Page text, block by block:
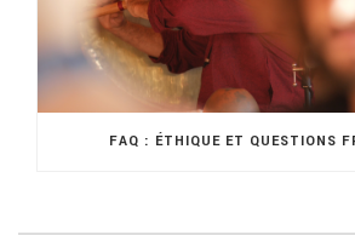
FAQ : ÉTHIQUE ET QUESTIONS